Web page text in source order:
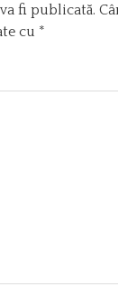
fi publicată.
cu *